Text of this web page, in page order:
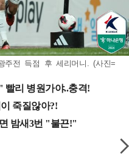
주전 득점 후 세리머니. (사진=